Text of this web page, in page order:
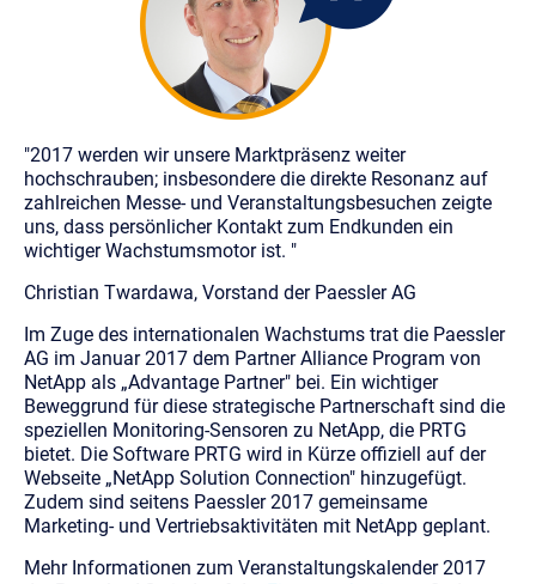
"2017 werden wir unsere Marktpräsenz weiter
hochschrauben; insbesondere die direkte Resonanz auf
zahlreichen Messe- und Veranstaltungsbesuchen zeigte
uns, dass persönlicher Kontakt zum Endkunden ein
wichtiger Wachstumsmotor ist. "
Christian Twardawa, Vorstand der Paessler AG
Im Zuge des internationalen Wachstums trat die Paessler
AG im Januar 2017 dem Partner Alliance Program von
NetApp als „Advantage Partner" bei. Ein wichtiger
Beweggrund für diese strategische Partnerschaft sind die
speziellen Monitoring-Sensoren zu NetApp, die PRTG
bietet. Die Software PRTG wird in Kürze offiziell auf der
Webseite „NetApp Solution Connection" hinzugefügt.
Zudem sind seitens Paessler 2017 gemeinsame
Marketing- und Vertriebsaktivitäten mit NetApp geplant.
Mehr Informationen zum Veranstaltungskalender 2017